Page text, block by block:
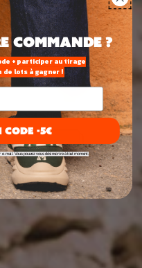
commande ?
+ participer au tirage
de lots à gagner !
CODE -5€
mail. Vous pouvez vous désinscrire à tout moment.